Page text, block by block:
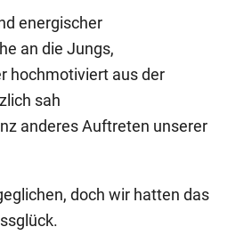
energischer
an die Jungs,
hochmotiviert aus der
sah
anderes Auftreten unserer
doch wir hatten das